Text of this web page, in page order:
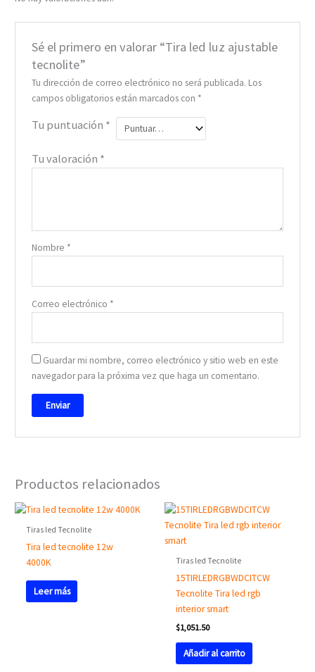
Sé el primero en valorar “Tira led luz ajustable
tecnolite”
Tu dirección de correo electrónico no será publicada. Los
campos obligatorios están marcados con *
Tu puntuación *
Tu valoración *
Nombre *
Correo electrónico *
Guardar mi nombre, correo electrónico y sitio web en este
navegador para la próxima vez que haga un comentario.
Productos relacionados
Tiras led Tecnolite
Tira led tecnolite 12w
4000K
Leer más
Tiras led Tecnolite
15TIRLEDRGBWDCITCW
Tecnolite Tira led rgb
interior smart
$1,051.50
Añadir al carrito